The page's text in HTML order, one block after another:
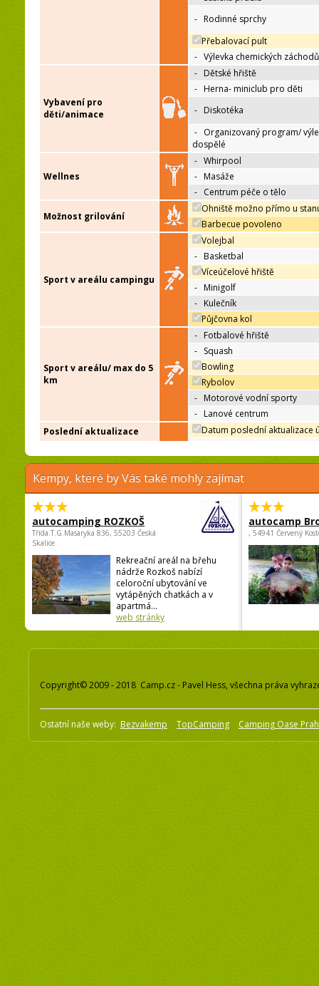
- Rodinné sprchy
Přebalovací pult
- Výlevka chemických záchodů
Vybavení pro
děti/animace
- Dětské hřiště
- Herna- miniclub pro děti
- Diskotéka
- Organizovaný program/
dospělé
Wellnes
- Whirpool
- Masáže
- Centrum péče o tělo
Možnost grilování
Ohniště možno přímo u
Barbecue povoleno
Sport v areálu campingu
Volejbal
- Basketbal
Víceúčelové hřiště
- Minigolf
- Kulečník
Půjčovna kol
Sport v areálu/ max do 5
km
- Fotbalové hřiště
- Squash
Bowling
Rybolov
- Motorové vodní sporty
- Lanové centrum
Poslední aktualizace
Datum poslední aktualizace
Kempy, které by Vás také mohly zajímat
autocamping ROZKOŠ
Třída.T.G.Masaryka 836, 55203 Česká
Skalice
Rekreační areál na břehu
nádrže Rozkoš nabízí
celoroční ubytování ve
vytápěných chatkách a v
apartmá...
web stránky
autocamp
, 54941 Červený
Copyright© 2009 - 2018 Camp.cz - Pavel Hess, všechna práva
Ostatní naše weby: Bezvakemp TopCamping Camping Oase